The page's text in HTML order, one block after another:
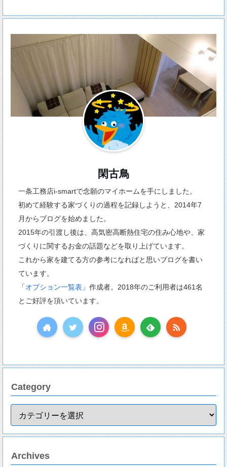
閑古鳥
一条工務店i-smartで念願のマイホームを手にしました。
初めて経験する家づくりの過程を記録しようと、2014年7
月からブログを始めました。
2015年の引渡し後は、高気密高断熱住宅の住み心地や、家
づくりに関するお金の話題などを取り上げています。
これから家を建てる方の参考になればと思いブログを書い
ています。
「 オプション一覧表 」作成者。2018年のご利用者は461名
とご好評を頂いています。
Category
Archives